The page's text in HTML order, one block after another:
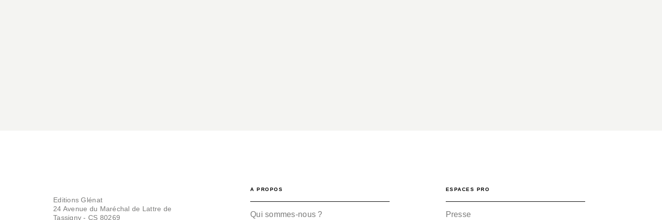
Editions Glénat
24 Avenue du Maréchal de Lattre de
Tassigny - CS 80269
A PROPOS
Qui sommes-nous ?
ESPACES PRO
Presse